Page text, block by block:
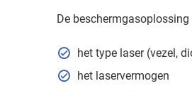
De
het type laser (vezel,
het laservermogen